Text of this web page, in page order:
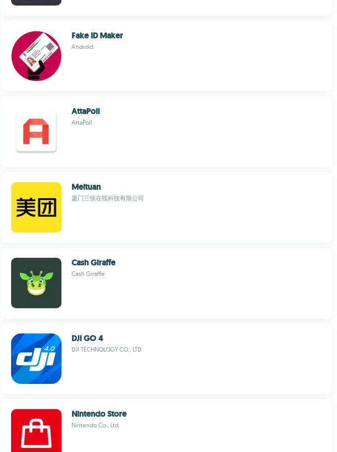
Fake ID Maker
Android
AttaPoll
AttaPoll
Meituan
厦门三快在线科技有限公司
Cash Giraffe
Cash Giraffe
DJI GO 4
DJI TECHNOLOGY CO., LTD
Nintendo Store
Nintendo Co., Ltd.